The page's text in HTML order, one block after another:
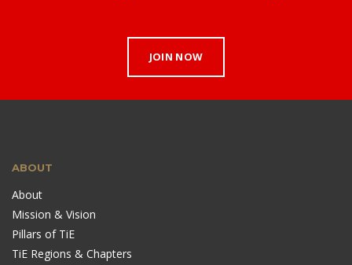
JOIN NOW
ABOUT
About
Mission & Vision
Pillars of TiE
TiE Regions & Chapters